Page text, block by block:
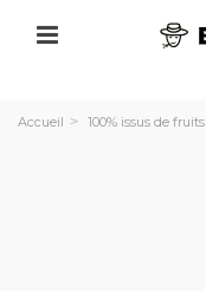
Accueil > 100% issus de fruits